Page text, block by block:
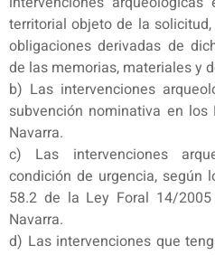
territorial objeto de la
obligaciones derivadas de
de las memorias, materiales y
b) Las intervenciones
subvención nominativa en los
Navarra.
c) Las intervenciones
condición de urgencia, según
58.2 de la Ley Foral 14/
Navarra.
d) Las intervenciones que